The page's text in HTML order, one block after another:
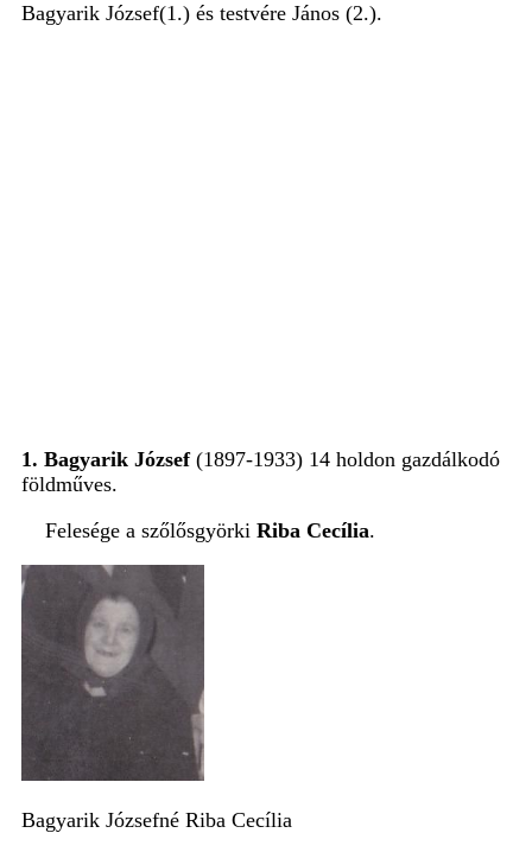
Bagyarik József(1.) és testvére János (2.).
1. Bagyarik József (1897-1933) 14 holdon gazdálkodó
földműves.
Felesége a szőlősgyörki Riba Cecília.
Bagyarik Józsefné Riba Cecília